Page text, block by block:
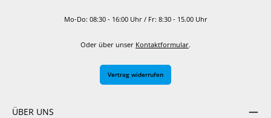
Mo-Do: 08:30 - 16:00 Uhr / Fr: 8:30 - 15.00 Uhr
Oder über unser Kontaktformular.
Vertrag widerrufen
ÜBER UNS